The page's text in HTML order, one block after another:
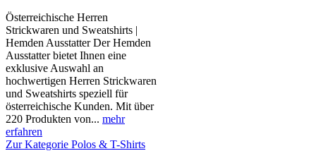
Österreichische Herren
Strickwaren und Sweatshirts |
Hemden Ausstatter Der Hemden
Ausstatter bietet Ihnen eine
exklusive Auswahl an
hochwertigen Herren Strickwaren
und Sweatshirts speziell für
österreichische Kunden. Mit über
220 Produkten von... mehr
erfahren
Zur Kategorie Polos & T-Shirts